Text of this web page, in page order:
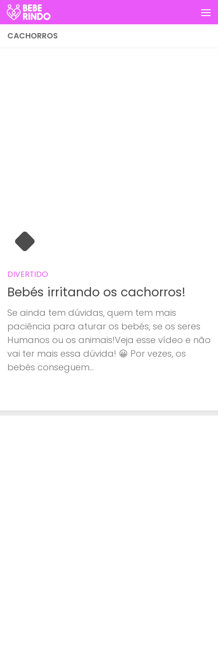
Skip to content
CACHORROS
DIVERTIDO
Bebés irritando os cachorros!
Se ainda tem dúvidas, quem tem mais
paciência para aturar os bebés, se os seres
Humanos ou os animais!Veja esse vídeo e não
vai ter mais essa dúvida! 😀 Por vezes, os
bebés conseguem...